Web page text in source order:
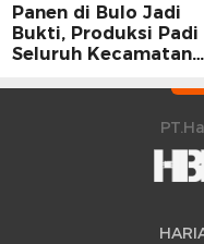
Panen di Bulo Jadi
Bukti, Produksi Padi
Seluruh Kecamatan
Peningkatan